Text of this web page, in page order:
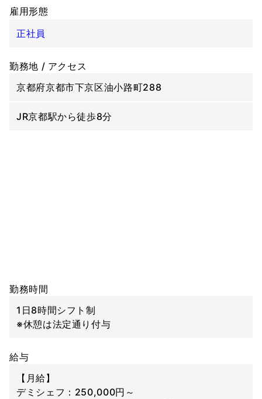
雇用形態
正社員
勤務地 / アクセス
京都府京都市下京区油小路町288
JR京都駅から徒歩8分
勤務時間
1日8時間シフト制
※休憩は法定通り付与
給与
【月給】
デミシェフ：250,000円～